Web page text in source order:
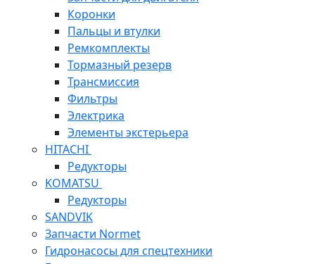
Коронки
Пальцы и втулки
Ремкомплекты
Тормазный резерв
Трансмиссия
Фильтры
Электрика
Элементы экстерьера
HITACHI
Редукторы
KOMATSU
Редукторы
SANDVIK
Запчасти Normet
Гидронасосы для спецтехники